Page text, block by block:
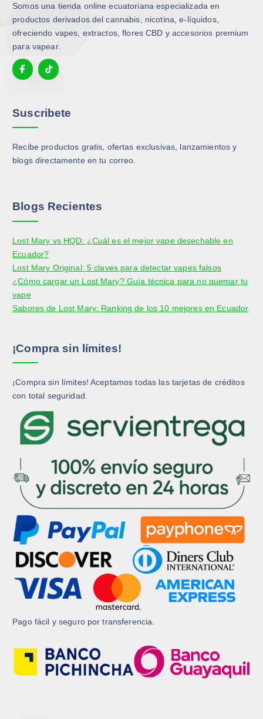
Somos una tienda online ecuatoriana especializada en
productos derivados del cannabis, nicotina, e-líquidos,
ofreciendo vapes, extractos, flores CBD y accesorios premium
para vapear.
Suscribete
Recibe productos gratis, ofertas exclusivas, lanzamientos y
blogs directamente en tu correo.
Blogs Recientes
Lost Mary vs HQD: ¿Cuál es el mejor vape desechable en
Ecuador?
Lost Mary Original: 5 claves para detectar vapes falsos
¿Cómo cargar un Lost Mary? Guía técnica para no quemar tu
vape
Sabores de Lost Mary: Ranking de los 10 mejores en Ecuador
¡Compra sin límites!
¡Compra sin límites! Aceptamos todas las tarjetas de créditos
con total seguridad.
Pago fácil y seguro por transferencia.